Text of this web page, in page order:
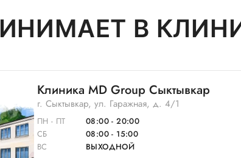
В
Клиника MD Group Сыктывкар
г. Сыктывкар, ул. Гаражная, д. 4/1
ПН - ПТ
08:00 - 20:00
СБ
08:00 - 15:00
ВС
ВЫХОДНОЙ